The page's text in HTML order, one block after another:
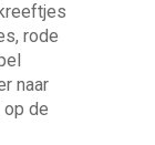
rode
naar
op de